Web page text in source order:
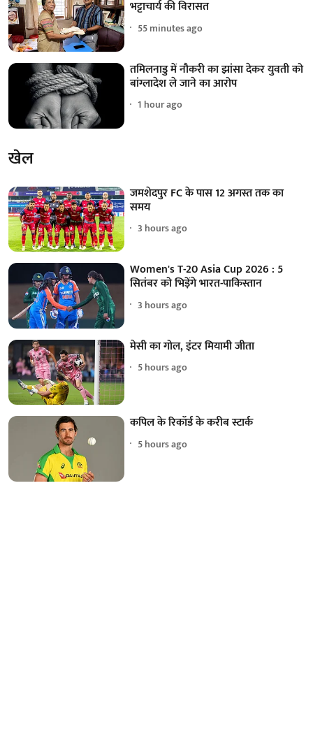
भट्टाचार्य की विरासत
55 minutes ago
तमिलनाडु में नौकरी का झांसा देकर युवती को
बांग्लादेश ले जाने का आरोप
1 hour ago
खेल
जमशेदपुर FC के पास 12 अगस्त तक का
समय
3 hours ago
Women's T-20 Asia Cup 2026 : 5
सितंबर को भिड़ेंगे भारत-पाकिस्तान
3 hours ago
मेसी का गोल, इंटर मियामी जीता
5 hours ago
कपिल के रिकॉर्ड के करीब स्टार्क
5 hours ago